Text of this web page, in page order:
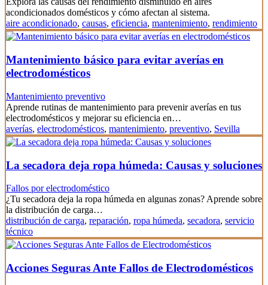
acondicionados domésticos y cómo afectan al sistema.
aire acondicionado, causas, eficiencia, mantenimiento, rendimiento
Mantenimiento básico para evitar averías en
electrodomésticos
Mantenimiento preventivo
Aprende rutinas de mantenimiento para prevenir averías en tus
electrodomésticos y mejorar su eficiencia en…
averías, electrodomésticos, mantenimiento, preventivo, Sevilla
La secadora deja ropa húmeda: Causas y soluciones
Fallos por electrodoméstico
¿Tu secadora deja la ropa húmeda en algunas zonas? Aprende sobre
la distribución de carga…
distribución de carga, reparación, ropa húmeda, secadora, servicio
técnico
Acciones Seguras Ante Fallos de Electrodomésticos